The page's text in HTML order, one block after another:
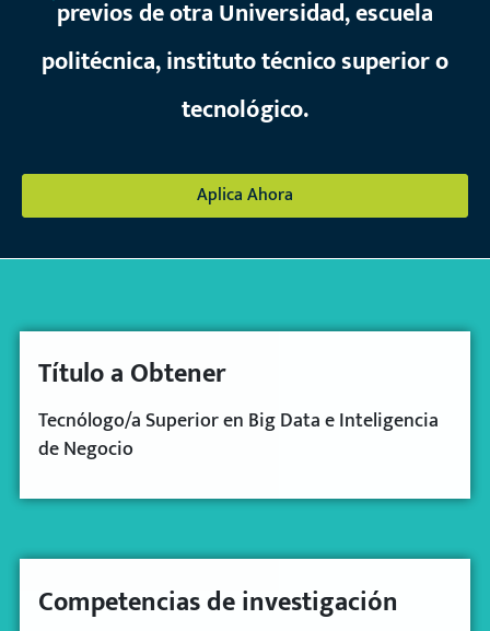
previos de otra Universidad, escuela
politécnica, instituto técnico superior o
tecnológico.
Aplica Ahora
Título a Obtener
Tecnólogo/a Superioren Big Data e Inteligencia
de Negocio
Competencias de investigación